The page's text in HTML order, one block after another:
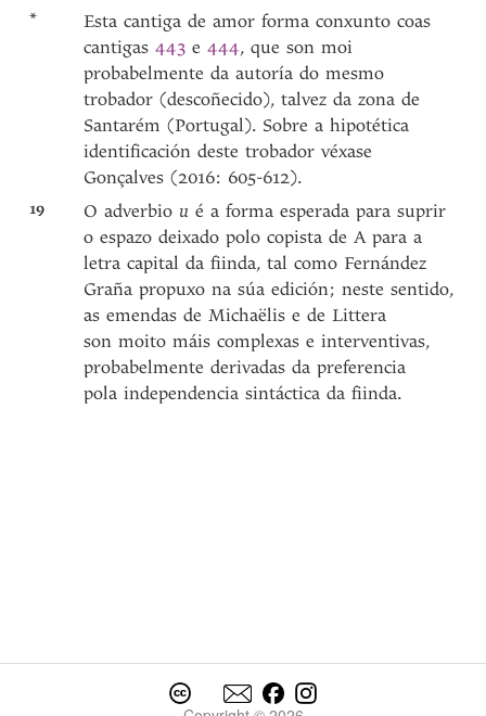
*
Esta cantiga de amor forma conxunto coas
cantigas443 e444, que son moi
probabelmente da autoría do mesmo
trobador (descoñecido), talvez da zona de
Santarém (Portugal). Sobre a hipotética
identificación deste trobador véxase
Gonçalves (2016: 605-612).
19 O adverbiou é a forma esperada para suprir
o espazo deixado polo copista de A para a
letra capital da fiinda, tal como Fernández
Graña propuxo na súa edición; neste sentido,
as emendas de Michaëlis e de Littera
son moito máis complexas e interventivas,
probabelmente derivadas da preferencia
pola independencia sintáctica da fiinda.